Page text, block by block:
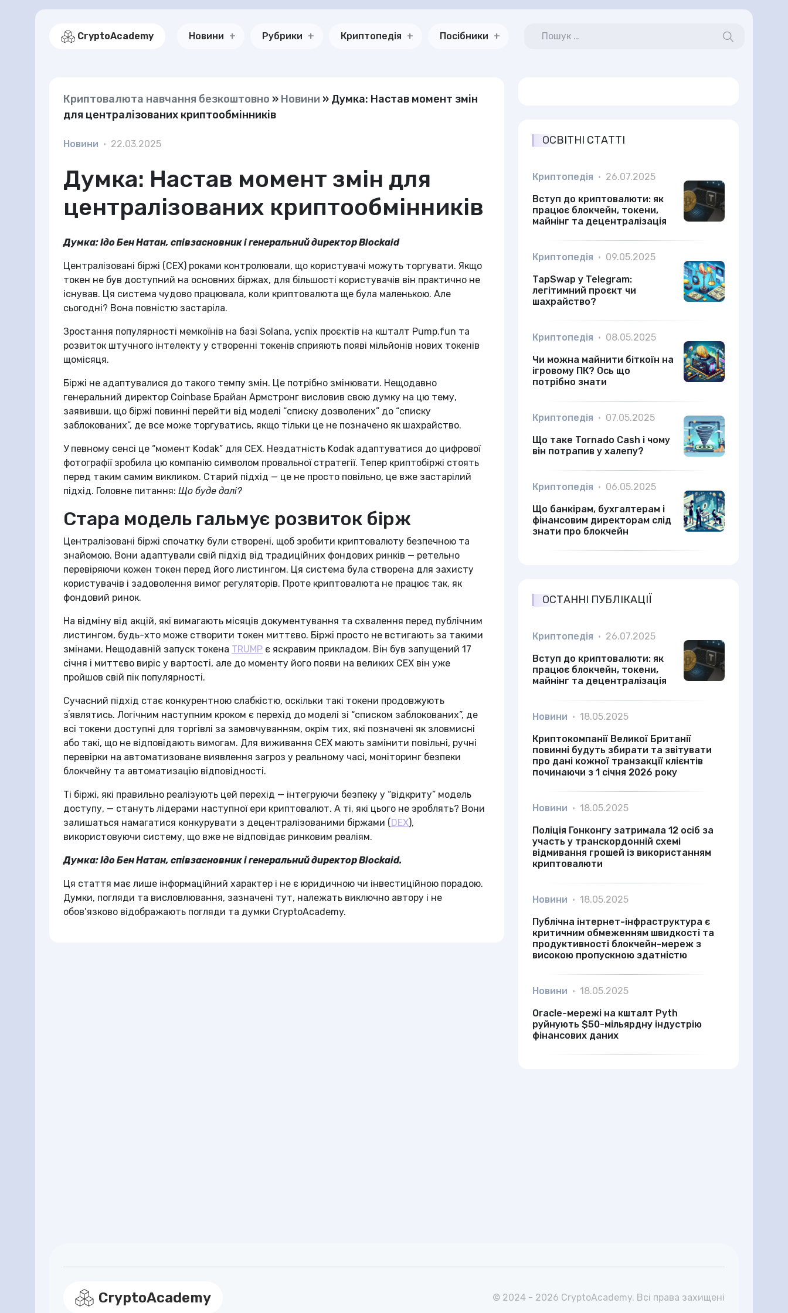
CryptoAcademy Новини Рубрики Криптопедія Посібники
Криптовалюта навчання безкоштовно » Новини » Думка: Настав момент змін
для централізованих криптообмінників
Новини • 22.03.2025
Думка: Настав момент змін для
централізованих криптообмінників
Думка: Ідо Бен Натан, співзасновник і генеральний директор Blockaid
Централізовані біржі (CEX) роками контролювали, що користувачі можуть торгувати. Якщо
токен не був доступний на основних біржах, для більшості користувачів він практично не
існував. Ця система чудово працювала, коли криптовалюта ще була маленькою. Але
сьогодні? Вона повністю застаріла.
Зростання популярності мемкоїнів на базі Solana, успіх проєктів на кшталт Pump.fun та
розвиток штучного інтелекту у створенні токенів сприяють появі мільйонів нових токенів
щомісяця.
Біржі не адаптувалися до такого темпу змін. Це потрібно змінювати. Нещодавно
генеральний директор Coinbase Брайан Армстронг висловив свою думку на цю тему,
заявивши, що біржі повинні перейти від моделі “списку дозволених” до “списку
заблокованих”, де все може торгуватись, якщо тільки це не позначено як шахрайство.
У певному сенсі це “момент Kodak” для CEX. Нездатність Kodak адаптуватися до цифрової
фотографії зробила цю компанію символом провальної стратегії. Тепер криптобіржі стоять
перед таким самим викликом. Старий підхід — це не просто повільно, це вже застарілий
підхід. Головне питання: Що буде далі?
Стара модель гальмує розвиток бірж
Централізовані біржі спочатку були створені, щоб зробити криптовалюту безпечною та
знайомою. Вони адаптували свій підхід від традиційних фондових ринків — ретельно
перевіряючи кожен токен перед його листингом. Ця система була створена для захисту
користувачів і задоволення вимог регуляторів. Проте криптовалюта не працює так, як
фондовий ринок.
На відміну від акцій, які вимагають місяців документування та схвалення перед публічним
листингом, будь-хто може створити токен миттєво. Біржі просто не встигають за такими
змінами. Нещодавній запуск токена TRUMP є яскравим прикладом. Він був запущений 17
січня і миттєво виріс у вартості, але до моменту його появи на великих CEX він уже
пройшов свій пік популярності.
Сучасний підхід стає конкурентною слабкістю, оскільки такі токени продовжують
зʼявлятись. Логічним наступним кроком є перехід до моделі зі “списком заблокованих”, де
всі токени доступні для торгівлі за замовчуванням, окрім тих, які позначені як зловмисні
або такі, що не відповідають вимогам. Для виживання CEX мають замінити повільні, ручні
перевірки на автоматизоване виявлення загроз у реальному часі, моніторинг безпеки
блокчейну та автоматизацію відповідності.
Ті біржі, які правильно реалізують цей перехід — інтегруючи безпеку у “відкриту” модель
доступу, — стануть лідерами наступної ери криптовалют. А ті, які цього не зроблять? Вони
залишаться намагатися конкурувати з децентралізованими біржами (DEX),
використовуючи систему, що вже не відповідає ринковим реаліям.
Думка: Ідо Бен Натан, співзасновник і генеральний директор Blockaid.
Ця стаття має лише інформаційний характер і не є юридичною чи інвестиційною порадою.
Думки, погляди та висловлювання, зазначені тут, належать виключно автору і не
обов’язково відображають погляди та думки CryptoAcademy.
ОСВІТНІ СТАТТІ
Криптопедія • 26.07.2025
Вступ до криптовалюти: як
працює блокчейн, токени,
майнінг та децентралізація
Криптопедія • 09.05.2025
TapSwap у Telegram:
легітимний проєкт чи
шахрайство?
Криптопедія • 08.05.2025
Чи можна майнити біткоїн на
ігровому ПК? Ось що
потрібно знати
Криптопедія • 07.05.2025
Що таке Tornado Cash і чому
він потрапив у халепу?
Криптопедія • 06.05.2025
Що банкірам, бухгалтерам і
фінансовим директорам слід
знати про блокчейн
ОСТАННІ ПУБЛІКАЦІЇ
Криптопедія • 26.07.2025
Вступ до криптовалюти: як
працює блокчейн, токени,
майнінг та децентралізація
Новини • 18.05.2025
Криптокомпанії Великої Британії
повинні будуть збирати та звітувати
про дані кожної транзакції клієнтів
починаючи з 1 січня 2026 року
Новини • 18.05.2025
Поліція Гонконгу затримала 12 осіб за
участь у транскордонній схемі
відмивання грошей із використанням
криптовалюти
Новини • 18.05.2025
Публічна інтернет-інфраструктура є
критичним обмеженням швидкості та
продуктивності блокчейн-мереж з
високою пропускною здатністю
Новини • 18.05.2025
Oracle-мережі на кшталт Pyth
руйнують $50-мільярдну індустрію
фінансових даних
CryptoAcademy © 2024 - 2026 CryptoAcademy. Всі права захищені